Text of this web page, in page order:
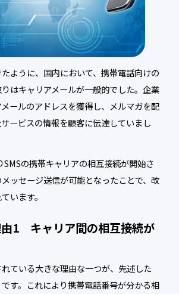
ように、国内において、携帯電話向けの
はキャリアメールが一般的でした。企業
ールのアドレスを獲得し、メルマガを配
ービスの情報を顧客に伝達していまし
SMSの携帯キャリアの相互接続が開始さ
ッセージ送信が可能となったことで、改
います。
1 キャリア間の相互接続が
ている大きな理由な一つが、先述した
です。これにより携帯電話番号が分かる相